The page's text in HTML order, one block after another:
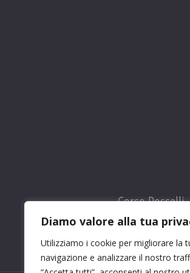
Diamo valore alla tua
Utilizziamo i cookie per migliorare la
navigazione e analizzare il nostro
Corso